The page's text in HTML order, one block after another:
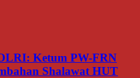
Ketum PW-FRN
Shalawat HUT